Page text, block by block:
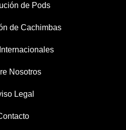
de Pods
de Cachimbas
Nosotros
Legal